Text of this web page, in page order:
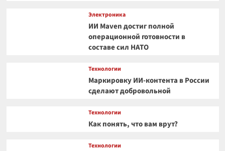
Электроника
ИИ Maven достиг полной
операционной готовности в
составе сил НАТО
Технологии
Маркировку ИИ-контента в России
сделают добровольной
Технологии
Как понять, что вам врут?
Технологии